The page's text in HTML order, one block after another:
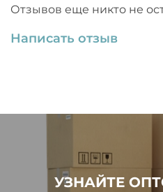
Отзывов еще никто не
Написать отзыв
УЗНАЙТЕ